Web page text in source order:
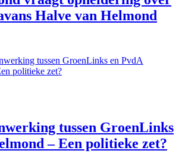
Halve van Helmond
tussen GroenLinks
– Een politieke zet?